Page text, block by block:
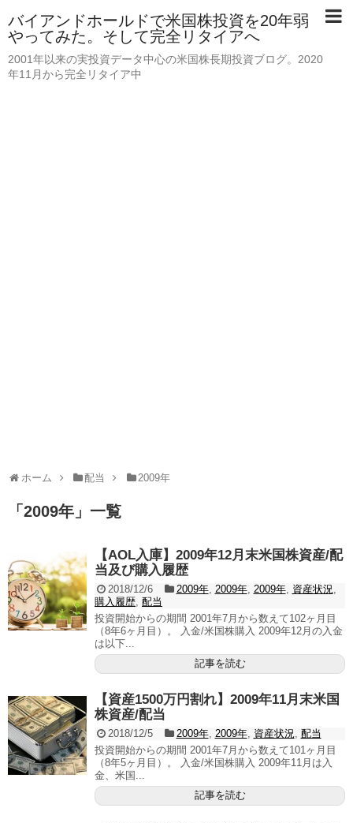
バイアンドホールドで米国株投資を20年弱
やってみた。そして完全リタイアへ
2001年以来の実投資データ中心の米国株長期投資ブログ。2020
年11月から完全リタイア中
ホーム 配当 2009年
「 2009年 」 一覧
【AOL入庫】2009年12月末米国株資産/配
当及び購入履歴
2018/12/6 2009年, 2009年, 2009年, 資産状況,
購入履歴, 配当
投資開始からの期間 2001年7月から数えて102ヶ月目
（8年6ヶ月目）。 入金/米国株購入 2009年12月の入金
は以下...
記事を読む
【資産1500万円割れ】2009年11月末米国
株資産/配当
2018/12/5 2009年, 2009年, 資産状況, 配当
投資開始からの期間 2001年7月から数えて101ヶ月目
（8年5ヶ月目）。 入金/米国株購入 2009年11月は入
金、米国...
記事を読む